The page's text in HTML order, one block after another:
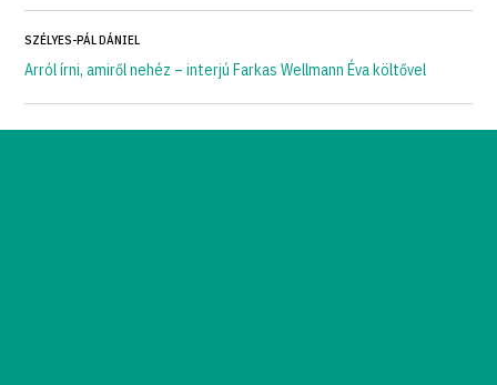
SZÉLYES-PÁL DÁNIEL
Arról írni, amiről nehéz – interjú Farkas Wellmann Éva költővel